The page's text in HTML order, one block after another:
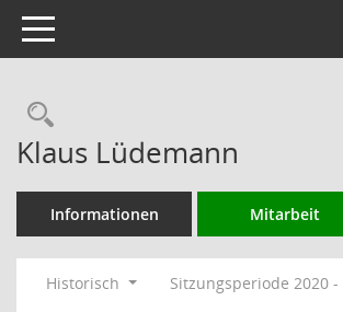
Toggle navigation
Rechercheauswahl
Klaus Lüdemann
Informationen Mitarbeit
Historisch
Sitzungsperiode 2020 -